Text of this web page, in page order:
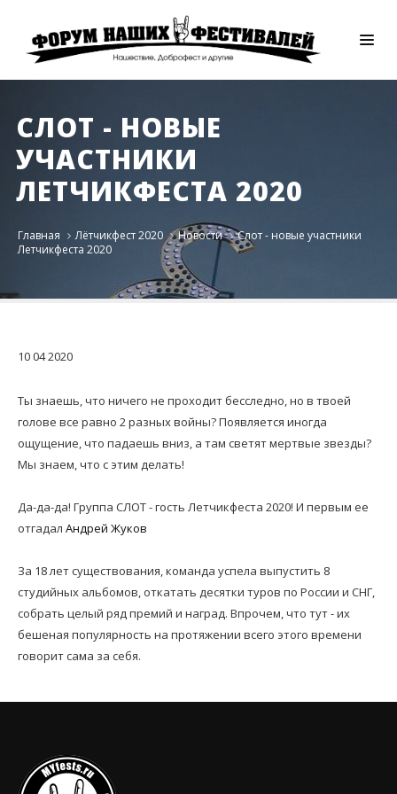
СЛОТ - НОВЫЕ
УЧАСТНИКИ
ЛЕТЧИКФЕСТА 2020
Главная Лётчикфест 2020 Новости
Слот - новые участники
Летчикфеста 2020
10042020
Ты знаешь, что ничего не проходит бесследно, но в твоей
голове все равно 2 разных войны? Появляется иногда
ощущение, что падаешь вниз, а там светят мертвые звезды?
Мы знаем, что с этим делать!
Да-да-да! Группа СЛОТ - гость Летчикфеста 2020! И первым ее
отгадал Андрей Жуков
За 18 лет существования, команда успела выпустить 8
студийных альбомов, откатать десятки туров по России и СНГ,
собрать целый ряд премий и наград. Впрочем, что тут - их
бешеная популярность на протяжении всего этого времени
говорит сама за себя.